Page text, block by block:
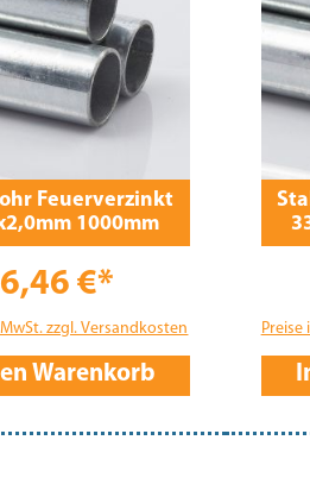
Feuerverzinkt
1000mm
6,46 €*
zzgl. Versandkosten
Warenkorb
Preise